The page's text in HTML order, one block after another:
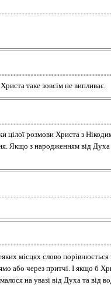
таке зовсім не випливає.
розмови Христа з
Якщо з народженням від
місцях слово
або через притчі. І якщо б
на увазі від Духа та від